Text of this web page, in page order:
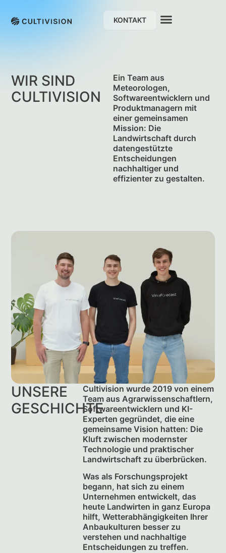
KONTAKT
WIR SIND
CULTIVISION
Ein Team aus
Meteorologen,
Softwareentwicklern und
Produktmanagern mit
einer gemeinsamen
Mission: Die
Landwirtschaft durch
daten­gestützte
Entscheidungen
nachhaltiger und
effizienter zu gestalten.
UNSERE
GESCHICHTE
Cultivision wurde 2019 von einem
Team aus Agrarwissenschaftlern,
Softwareentwicklern und KI-
Experten gegründet, die eine
gemeinsame Vision hatten: Die
Kluft zwischen modernster
Technologie und praktischer
Landwirtschaft zu überbrücken.
Was als Forschungsprojekt
begann, hat sich zu einem
Unternehmen entwickelt, das
heute Landwirten in ganz Europa
hilft, Wetterabhängigkeiten Ihrer
Anbaukulturen besser zu
verstehen und nachhaltige
Entscheidungen zu treffen.